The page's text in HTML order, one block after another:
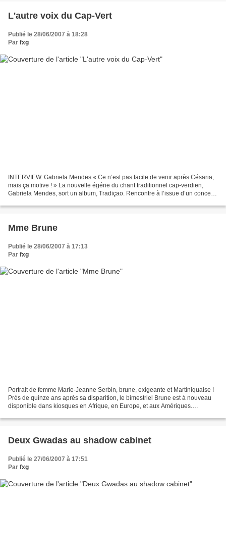
L'autre voix du Cap-Vert
Publié le 28/06/2007 à 18:28
Par fxg
INTERVIEW. Gabriela Mendes « Ce n’est pas facile de venir après Césaria,
mais ça motive ! » La nouvelle égérie du chant traditionnel cap-verdien,
Gabriela Mendes, sort un album, Tradiçao. Rencontre à l’issue d’un concert
Mme Brune
Publié le 28/06/2007 à 17:13
Par fxg
Portrait de femme Marie-Jeanne Serbin, brune, exigeante et Martiniquaise !
Près de quinze ans après sa disparition, le bimestriel Brune est à nouveau
disponible dans kiosques en Afrique, en Europe, et aux Amériques.
Deux Gwadas au shadow cabinet
Publié le 27/06/2007 à 17:51
Par fxg